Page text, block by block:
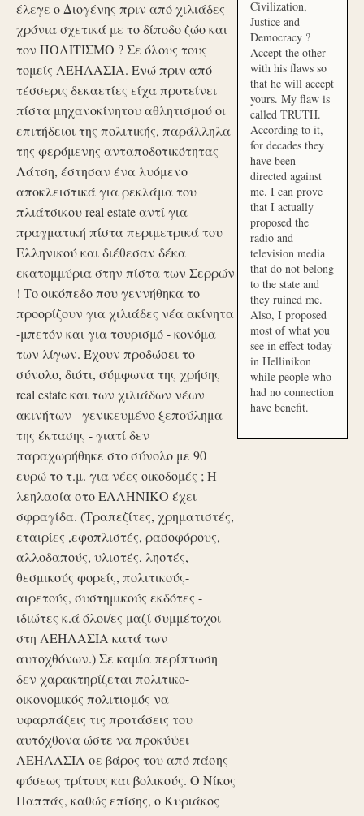
έλεγε ο Διογένης πριν από χιλιάδες
χρόνια σχετικά με το δίποδο ζώο και
τον ΠΟΛΙΤΙΣΜΟ ? Σε όλους τους
τομείς ΛΕΗΛΑΣΙΑ. Ενώ πριν από
τέσσερις δεκαετίες είχα προτείνει
πίστα μηχανοκίνητου αθλητισμού οι
επιτήδειοι της πολιτικής, παράλληλα
της φερόμενης ανταποδοτικότητας
Λάτση, έστησαν ένα λυόμενο
αποκλειστικά για ρεκλάμα του
πλιάτσικου real estate αντί για
πραγματική πίστα περιμετρικά του
Ελληνικού και διέθεσαν δέκα
εκατομμύρια στην πίστα των Σερρών
! Το οικόπεδο που γεννήθηκα το
προορίζουν για χιλιάδες νέα ακίνητα
-μπετόν και για τουρισμό - κονόμα
των λίγων. Έχουν προδώσει το
σύνολο, διότι, σύμφωνα της χρήσης
real estate και των χιλιάδων νέων
ακινήτων - γενικευμένο ξεπούλημα
της έκτασης - γιατί δεν
παραχωρήθηκε στο σύνολο με 90
ευρώ το τ.μ. για νέες οικοδομές ; Η
λεηλασία στο ΕΛΛΗΝΙΚΟ έχει
σφραγίδα. (Τραπεζίτες, χρηματιστές,
εταιρίες ,εφοπλιστές, ρασοφόρους,
αλλοδαπούς, υλιστές, ληστές,
θεσμικούς φορείς, πολιτικούς-
αιρετούς, συστημικούς εκδότες -
ιδιώτες κ.ά όλοι/ες μαζί συμμέτοχοι
στη ΛΕΗΛΑΣΙΑ κατά των
αυτοχθόνων.) Σε καμία περίπτωση
δεν χαρακτηρίζεται πολιτικο-
οικονομικός πολιτισμός να
υφαρπάζεις τις προτάσεις του
αυτόχθονα ώστε να προκύψει
ΛΕΗΛΑΣΙΑ σε βάρος του από πάσης
φύσεως τρίτους και βολικούς. Ο Νίκος
Παππάς, καθώς επίσης, ο Κυριάκος
Civilization,
Justice and
Democracy ?
Accept the other
with his flaws so
that he will accept
yours. My flaw is
called TRUTH.
According to it,
for decades they
have been
directed against
me. I can prove
that I actually
proposed the
radio and
television media
that do not belong
to the state and
they ruined me.
Also, I proposed
most of what you
see in effect today
in Hellinikon
while people who
had no connection
have benefit.